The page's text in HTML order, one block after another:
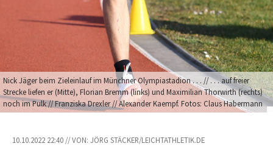
Nick Jäger beim Zieleinlauf im Münchner Olympiastadion . . . // . . . auf freier
Strecke liefen er (Mitte), Florian Bremm (links) und Maximilian Thorwirth (rechts)
noch im Pulk // Franziska Drexler // Alexander Kaempf. Fotos: Claus Habermann
10.10.2022 22:40 // VON: JÖRG STÄCKER/LEICHTATHLETIK.DE